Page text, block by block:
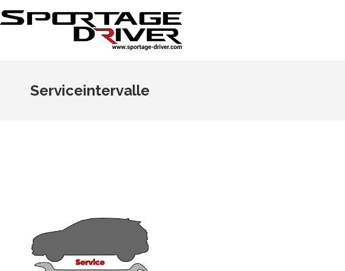
Serviceintervalle